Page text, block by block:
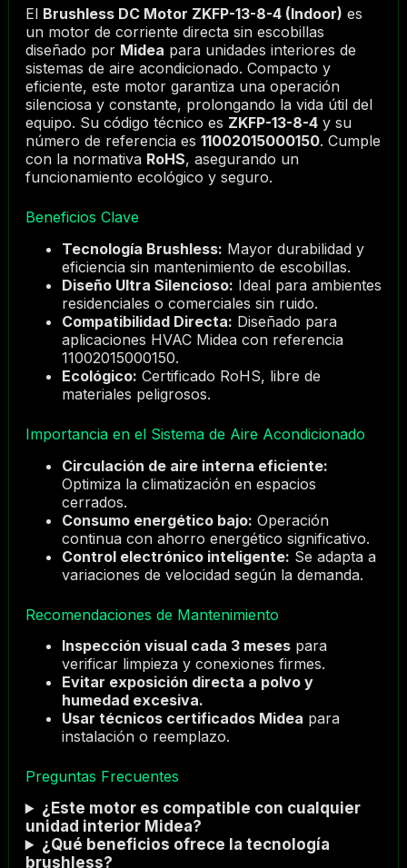
El Brushless DC Motor ZKFP-13-8-4 (Indoor) es
un motor de corriente directa sin escobillas
diseñado por Midea para unidades interiores de
sistemas de aire acondicionado. Compacto y
eficiente, este motor garantiza una operación
silenciosa y constante, prolongando la vida útil del
equipo. Su código técnico es ZKFP-13-8-4y su
número de referencia es 11002015000150. Cumple
con la normativa RoHS, asegurando un
funcionamiento ecológico y seguro.
Beneficios Clave
Tecnología Brushless: Mayor durabilidad y
eficiencia sin mantenimiento de escobillas.
Diseño Ultra Silencioso: Ideal para ambientes
residenciales o comerciales sin ruido.
Compatibilidad Directa: Diseñado para
aplicaciones HVAC Midea con referencia
11002015000150.
Ecológico: Certificado RoHS, libre de
materiales peligrosos.
Importancia en el Sistema de Aire Acondicionado
Circulación de aire interna eficiente:
Optimiza la climatización en espacios
cerrados.
Consumo energético bajo: Operación
continua con ahorro energético significativo.
Control electrónico inteligente: Se adapta a
variaciones de velocidad según la demanda.
Recomendaciones de Mantenimiento
Inspección visual cada 3 mesespara
verificar limpieza y conexiones firmes.
Evitar exposición directa a polvo y
humedad excesiva.
Usar técnicos certificados Midea para
instalación o reemplazo.
Preguntas Frecuentes
¿Este motor es compatible con cualquier
unidad interior Midea?
¿Qué beneficios ofrece la tecnología
brushless?